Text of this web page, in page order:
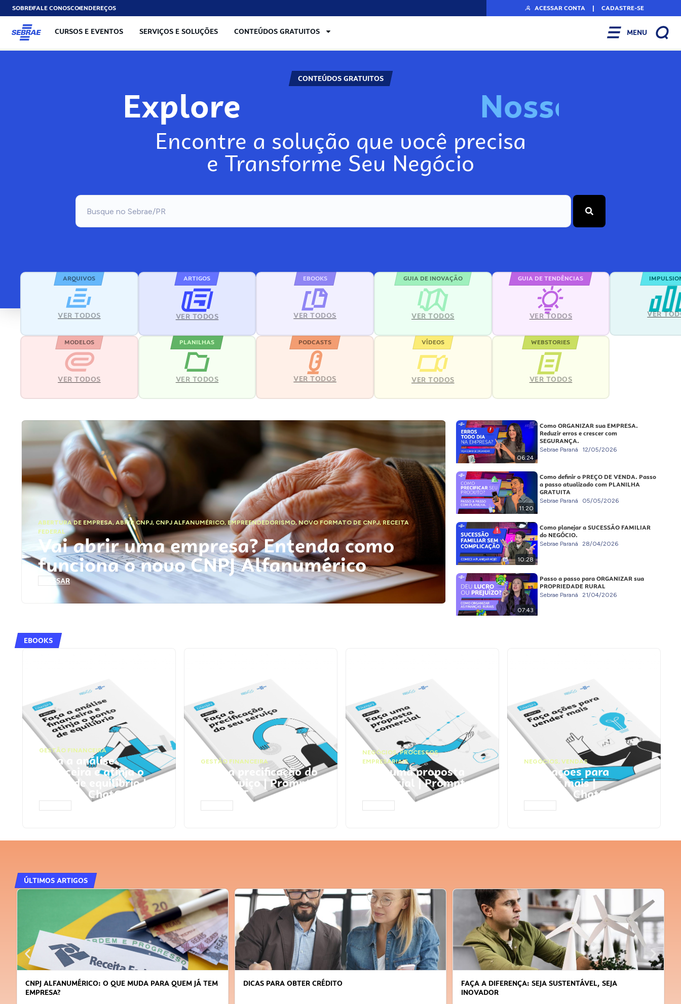
SOBREFALE CONOSCOENDEREÇOS ACESSAR CONTA | CADASTRE-SE
CURSOS E EVENTOS SERVIÇOS E SOLUÇÕES CONTEÚDOS GRATUITOS MENU
CONTEÚDOS GRATUITOS
Explore Nosso
Encontre a solução que você precisa
e Transforme Seu Negócio
ARQUIVOS
VER TODOS
ARTIGOS
VER TODOS
EBOOKS
VER TODOS
GUIA DE INOVAÇÃO
VER TODOS
GUIA DE TENDÊNCIAS
VER TODOS VER
MODELOS
VER TODOS
PLANILHAS
VER TODOS
PODCASTS
VER TODOS
VÍDEOS
VER TODOS
WEBSTORIES
VER TODOS
ABERTURA DE EMPRESA,ABRIR CNPJ, CNPJ ALFANUMÉRICO, EMPREENDEDORISMO,NOVO FORMATO DE CNPJ,RECEITA
FEDERAL
Vai abrir uma empresa? Entenda como
funciona o novo CNPJ Alfanumérico
ACESSAR
06:24
Como ORGANIZAR sua EMPRESA.
Reduzir erros e crescer com
SEGURANÇA.
Sebrae Paraná 12/05/2026
11:20
Como definir o PREÇO DE VENDA. Passo
a passo atualizado com PLANILHA
GRATUITA
Sebrae Paraná 05/05/2026
10:28
Como planejar a SUCESSÃO FAMILIAR
do NEGÓCIO.
Sebrae Paraná 28/04/2026
07:43
Passo a passo para ORGANIZAR sua
PROPRIEDADE RURAL
Sebrae Paraná 21/04/2026
EBOOKS
GESTÃO FINANCEIRA
Faça a análise
financeira e atinja o
ponto de equilíbrio |
Prompts ChatGPT
GESTÃO FINANCEIRA
Faça a precificação do
seu serviço | Prompts
ChatGPT
NEGÓCIOS,PROCESSOS
EMPRESARIAIS
Faça uma proposta
comercial | Prompts
ChatGPT
NEGÓCIOS, VENDAS
Faça ações para
vender mais |
Prompts ChatGPT
ÚLTIMOS ARTIGOS
CNPJ ALFANUMÉRICO: O QUE MUDA PARA QUEM JÁ TEM
EMPRESA?
DICAS PARA OBTER CRÉDITO
FAÇA A DIFERENÇA: SEJA SUSTENTÁVEL, SEJA
INOVADOR